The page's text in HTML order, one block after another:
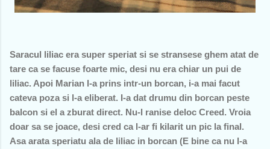
Saracul liliac era super speriat si se stransese ghem atat de
tare ca se facuse foarte mic, desi nu era chiar un pui de
liliac. Apoi Marian l-a prins intr-un borcan, i-a mai facut
cateva poza si l-a eliberat. I-a dat drumu din borcan peste
balcon si el a zburat direct. Nu-l ranise deloc Creed. Vroia
doar sa se joace, desi cred ca l-ar fi kilarit un pic la final.
Asa arata speriatu ala de liliac in borcan (E bine ca nu l-a